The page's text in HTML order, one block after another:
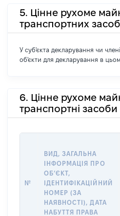
5. Цінне рухоме
транспортних
У суб'єкта декларування чи
об'єкти для декларування в
6. Цінне рухоме
транспортні засоби
№
ВИД, ЗАГАЛЬНА
ІНФОРМАЦІЯ ПРО
ОБʼЄКТ,
ІДЕНТИФІКАЦІЙНИЙ
НОМЕР (ЗА
НАЯВНОСТІ), ДАТА
НАБУТТЯ ПРАВА